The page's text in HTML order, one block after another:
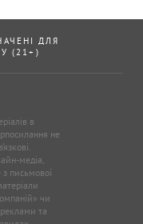
(21+)
не
медіа,
письмової
чи
та